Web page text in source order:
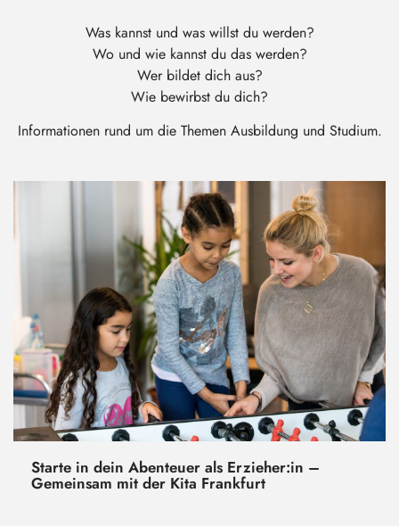
Was kannst und was willst du werden?
Wo und wie kannst du das werden?
Wer bildet dich aus?
Wie bewirbst du dich?
Informationen rund um die Themen Ausbildung und Studium.
Starte in dein Abenteuer als Erzieher:in –
Gemeinsam mit der Kita Frankfurt